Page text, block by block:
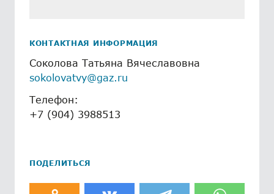
КОНТАКТНАЯ ИНФОРМАЦИЯ
Соколова Татьяна Вячеславовна
sokolovatvy@gaz.ru
Телефон:
+7 (904) 3988513
ПОДЕЛИТЬСЯ